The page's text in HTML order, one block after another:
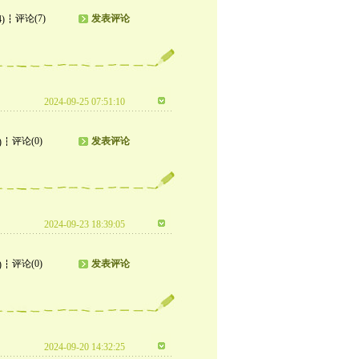
评论(7) 发表评论
2024-09-25 07:51:10
评论(0) 发表评论
2024-09-23 18:39:05
评论(0) 发表评论
2024-09-20 14:32:25